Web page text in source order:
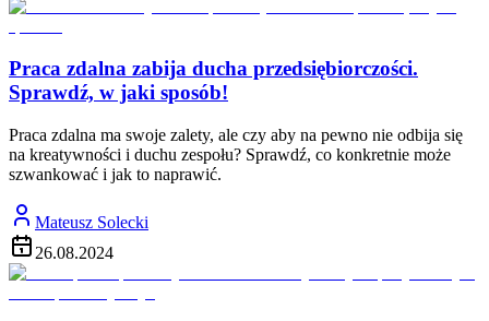
Praca zdalna zabija ducha przedsiębiorczości.
Sprawdź, w jaki sposób!
Praca zdalna ma swoje zalety, ale czy aby na pewno nie odbija się
na kreatywności i duchu zespołu? Sprawdź, co konkretnie może
szwankować i jak to naprawić.
Mateusz Solecki
26.08.2024